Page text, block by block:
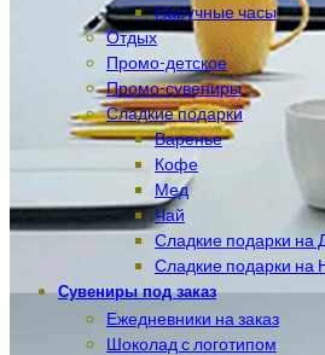
Наручные часы
Отдых
Промо-детское
Промо-сувениры
Сладкие подарки
Варенье
Кофе
Мед
Чай
Сладкие подарки на
Сладкие подарки на
Сувениры под заказ
Ежедневники на заказ
Шоколад с логотипом